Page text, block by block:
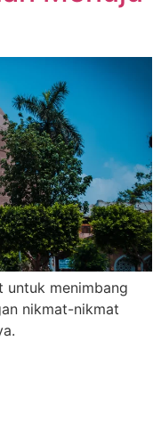
untuk menimbang
nikmat-nikmat